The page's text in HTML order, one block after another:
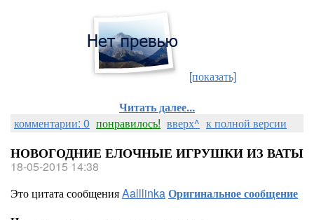
[показать]
Читать далее...
комментарии: 0 понравилось! вверх^ к полной версии
НОВОГОДНИЕ ЕЛОЧНЫЕ ИГРУШКИ ИЗ ВАТЫ
18-05-2015 14:38
Это цитата сообщенияAalllinkaОригинальное сообщение